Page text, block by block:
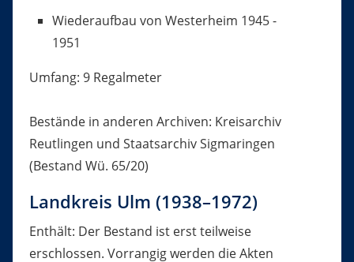
Wiederaufbau von Westerheim 1945 -
1951
Umfang: 9 Regalmeter
Bestände in anderen Archiven: Kreisarchiv
Reutlingen und Staatsarchiv Sigmaringen
(Bestand Wü. 65/20)
Landkreis Ulm (1938–1972)
Enthält: Der Bestand ist erst teilweise
erschlossen. Vorrangig werden die Akten